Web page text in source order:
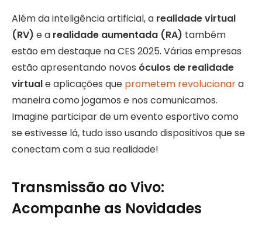
Além da inteligência artificial, a realidade virtual
(RV) e a realidade aumentada (RA) também
estão em destaque na CES 2025. Várias empresas
estão apresentando novos óculos de realidade
virtuale aplicações que prometem revolucionara
maneira como jogamos e nos comunicamos.
Imagine participar de um evento esportivo como
se estivesse lá, tudo isso usando dispositivos que se
conectam com a sua realidade!
Transmissão ao Vivo:
Acompanhe as Novidades